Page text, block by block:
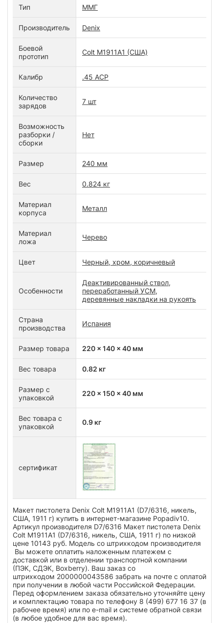
Тип ММГ
Производитель Denix
Боевой
прототип
Colt M1911A1 (США)
Калибр .45 ACP
Количество
зарядов
7 шт
Возможность
разборки /
сборки
Нет
Размер 240 мм
Вес 0.824 кг
Материал
корпуса
Металл
Материал
ложа
Черево
Цвет Черный, хром, коричневый
Особенности
Деактивированный ствол,
переработанный УСМ,
деревянные накладки на рукоять
Страна
производства
Испания
Размер товара 220 x 140 x 40 мм
Вес товара 0.82 кг
Размер с
упаковкой
220 x 150 x 40 мм
Вес товара с
упаковкой
0.9 кг
сертификат
Макет пистолета Denix Colt M1911A1 (D7/6316, никель,
США, 1911 г) купить в интернет-магазине Popadiv10.
Артикул производителя D7/6316 Макет пистолета Denix
Colt M1911A1 (D7/6316, никель, США, 1911 г) по низкой
цене 10143 руб. Модель со штрихкодом производителя
Вы можете оплатить наложенным платежем с
доставкой или в отделении транспортной компании
(ПЭК, СДЭК, Boxberry). Ваш заказ со
штрихкодом 2000000043586 забрать на почте с оплатой
при получении в любой части Российской Федерации.
Перед оформлением заказа обязательно уточняйте цену
и комплектацию товара по телефону 8 (499) 677 16 37 (в
рабочее время) или по e-mail и системе обратной связи
(в любое удобное для вас время).